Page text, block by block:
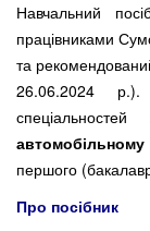
Навчальний
працівниками
та
26.06.2024
спеціальностей
першого
Про посібник